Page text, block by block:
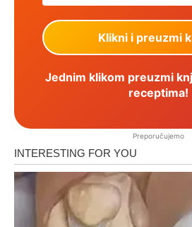
Jednim klikom preuzmi
receptima!
Preporučujemo